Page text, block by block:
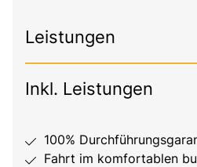
Leistungen
Inkl. Leistungen
100%
Fahrt im komfortablen